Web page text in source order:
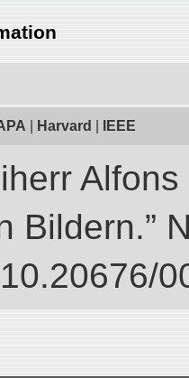
Harvard IEEE
Bildern.”